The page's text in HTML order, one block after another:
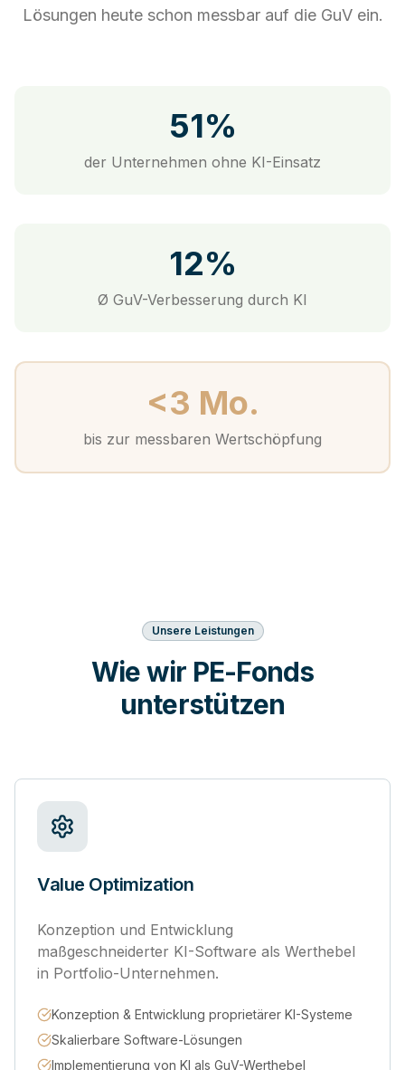
Lösungen heute schon messbar auf die GuV ein.
51%
der Unternehmen ohne KI-Einsatz
12%
Ø GuV-Verbesserung durch KI
<3 Mo.
bis zur messbaren Wertschöpfung
Unsere Leistungen
Wie wir PE-Fonds
unterstützen
Value Optimization
Konzeption und Entwicklung
maßgeschneiderter KI-Software als Werthebel
in Portfolio-Unternehmen.
Konzeption & Entwicklung proprietärer KI-Systeme
Skalierbare Software-Lösungen
Implementierung von KI als GuV-Werthebel